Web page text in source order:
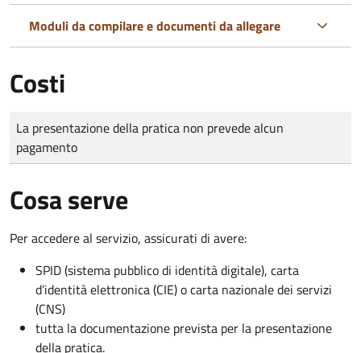
Moduli da compilare e documenti da allegare
Costi
Tipo di pagamento
Importo
La presentazione della pratica non prevede alcun
pagamento
Cosa serve
Per accedere al servizio, assicurati di avere:
SPID (sistema pubblico di identità digitale), carta
d’identità elettronica (CIE) o carta nazionale dei servizi
(CNS)
tutta la documentazione prevista per la presentazione
della pratica.